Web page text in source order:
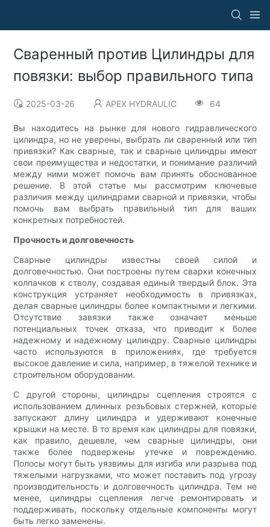
Сваренный против Цилиндры для
повязки: выбор правильного типа
2025-03-26 APEX HYDRAULIC 64
Вы находитесь на рынке для нового гидравлического
цилиндра, но не уверены, выбрать ли сваренный или тип
привязки? Как сварные, так и сварные цилиндры имеют
свои преимущества и недостатки, и понимание различий
между ними может помочь вам принять обоснованное
решение. В этой статье мы рассмотрим ключевые
различия между цилиндрами сварной и привязки, чтобы
помочь вам выбрать правильный тип для ваших
конкретных потребностей.
Прочность и долговечность
Сварные цилиндры известны своей силой и
долговечностью. Они построены путем сварки конечных
колпачков к стволу, создавая единый твердый блок. Эта
конструкция устраняет необходимость в привязках,
делая сварные цилиндры более компактными и легкими.
Отсутствие завязки также означает меньше
потенциальных точек отказа, что приводит к более
надежному и надежному цилиндру. Сварные цилиндры
часто используются в приложениях, где требуется
высокое давление и сила, например, в тяжелой технике и
строительном оборудовании.
С другой стороны, цилиндры сцепления строятся с
использованием длинных резьбовых стержней, которые
запускают длину цилиндра и удерживают конечные
крышки на месте. В то время как цилиндры для повязки,
как правило, дешевле, чем сварные цилиндры, они
также более подвержены утечке и повреждению.
Полосы могут быть уязвимы для изгиба или разрыва под
тяжелыми нагрузками, что может поставить под угрозу
производительность и долговечность цилиндра. Тем не
менее, цилиндры сцепления легче ремонтировать и
поддерживать, поскольку отдельные компоненты могут
быть легко заменены.